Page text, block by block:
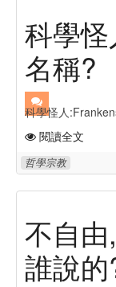
科學
名稱?
科學怪人
閱讀全文
哲學宗教
不自
誰說的